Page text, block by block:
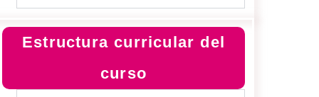
Estructura curricular del
curso